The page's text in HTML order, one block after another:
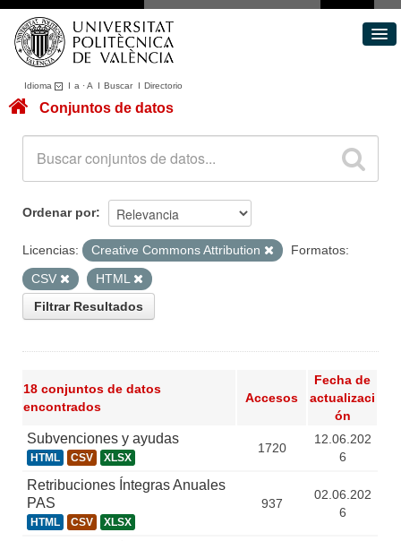
Idioma I a ·A I BuscarI Directorio
Conjuntos de datos
Acerca de
Portal de Transparencia
Conjuntos de datos
Ordenar por
Licencias: Creative Commons Attribution
Formatos:
CSV
HTML
Filtrar Resultados
18 conjuntos de datos
encontrados
Accesos
Fecha de
actualizaci
ón
Subvenciones y ayudas
HTML CSV XLSX
1720
12.06.202
6
Retribuciones Íntegras Anuales
PAS
HTML CSV XLSX
937
02.06.202
6